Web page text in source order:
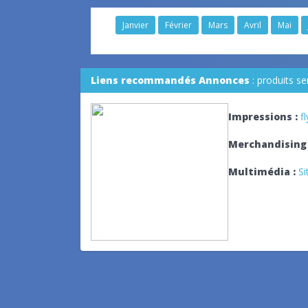
Janvier Février Mars Avril Mai
Liens recommandés Annonces : produits
Impressions :
Merchandising
Multimédia :